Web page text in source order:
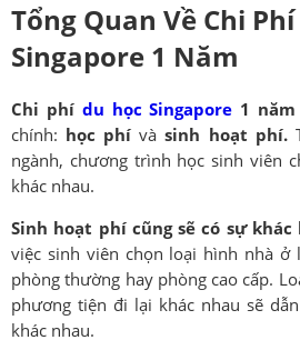
Tổng Quan Về Chi
Singapore 1 Năm
Chi phí du học Singapore 1 năm
chính: học phí vàsinh hoạt phí.
ngành, chương trình học sinh viên
khác nhau.
Sinh hoạt phí cũng sẽ có sự
việc sinh viên chọn loại hình nhà ở
phòng thường hay phòng cao cấp.
phương tiện đi lại khác nhau sẽ
khác nhau.